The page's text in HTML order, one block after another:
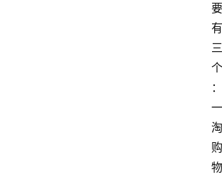
要
有
三
个
：
一
淘
购
物